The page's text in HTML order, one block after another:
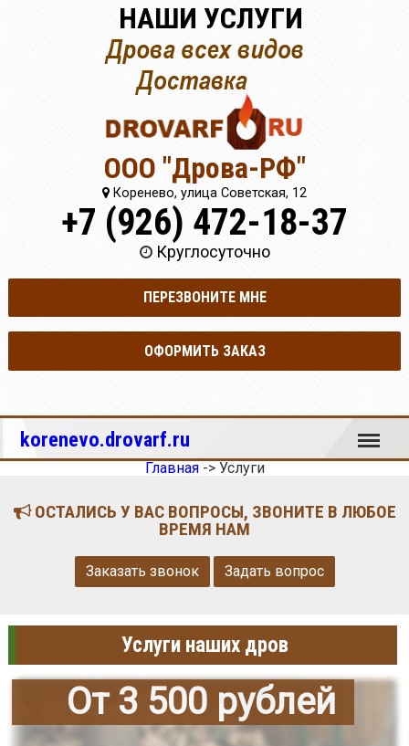
НАШИ УСЛУГИ
ООО "Дрова-РФ"
Коренево, улица Советская, 12
+7 (926) 472-18-37
Круглосуточно
ПЕРЕЗВОНИТЕ МНЕ
ОФОРМИТЬ ЗАКАЗ
korenevo.drovarf.ru Меню
Главная-> Услуги
ОСТАЛИСЬ У ВАС ВОПРОСЫ, ЗВОНИТЕ В ЛЮБОЕ
ВРЕМЯ НАМ
Заказать звонок Задать вопрос
Услуги наших дров
От 3 500 рублей